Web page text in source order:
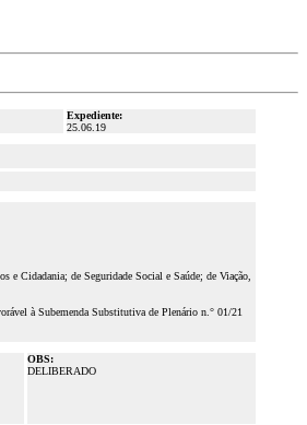
Expediente:
25.06.19
Cidadania; de Seguridade Social e Saúde; de Viação,
à Subemenda Substitutiva de Plenário n.° 01/21
OBS:
DELIBERADO